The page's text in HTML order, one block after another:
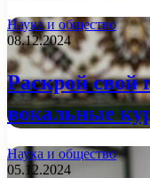
Наука и общество
08.12.2024
Раскрой свой
вокальные
Наука и общество
05.12.2024